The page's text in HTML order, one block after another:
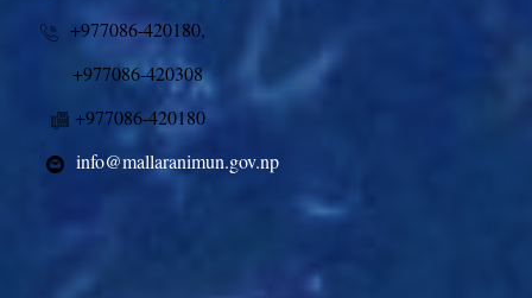
+977086-420180,
+977086-420308
+977086-420180
info@mallaranimun.gov.np